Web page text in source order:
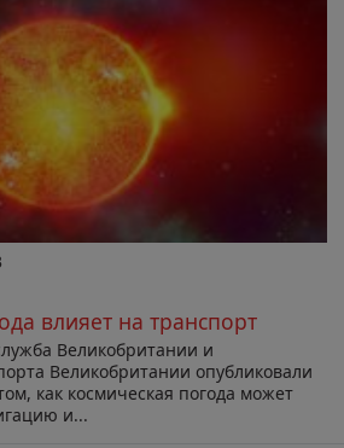
влияет на транспорт
Великобритании и
Великобритании опубликовали
как космическая погода может
и...